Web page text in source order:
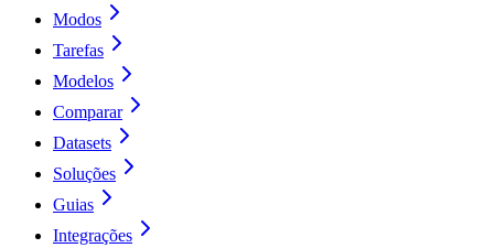
Modos
Tarefas
Modelos
Comparar
Datasets
Soluções
Guias
Integrações